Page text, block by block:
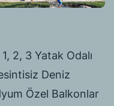
2, 3 Yatak Odalı
Deniz
Özel Balkonlar